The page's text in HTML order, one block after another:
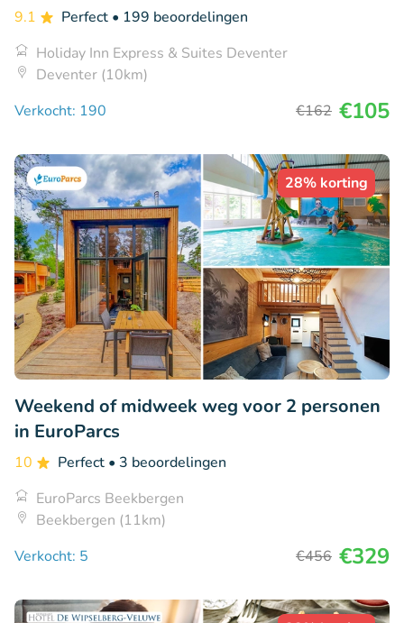
9.1 Perfect • 199 beoordelingen
Holiday Inn Express & Suites Deventer
Deventer (10km)
Verkocht: 190
€162 €105
28% korting
Weekend of midweek weg voor 2 personen
in EuroParcs
10 Perfect • 3 beoordelingen
EuroParcs Beekbergen
Beekbergen (11km)
Verkocht: 5
€456 €329